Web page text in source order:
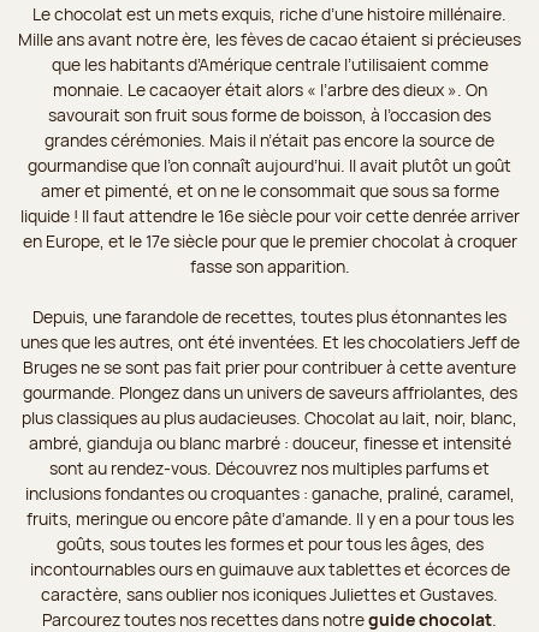
Le chocolat est un mets exquis, riche d’une histoire millénaire.
Mille ans avant notre ère, les fèves de cacao étaient si précieuses
que les habitants d’Amérique centrale l’utilisaient comme
monnaie. Le cacaoyer était alors « l’arbre des dieux ». On
savourait son fruit sous forme de boisson, à l’occasion des
grandes cérémonies. Mais il n’était pas encore la source de
gourmandise que l’on connaît aujourd’hui. Il avait plutôt un goût
amer et pimenté, et on ne le consommait que sous sa forme
liquide ! Il faut attendre le 16e siècle pour voir cette denrée arriver
en Europe, et le 17e siècle pour que le premier chocolat à croquer
fasse son apparition.
Depuis, une farandole de recettes, toutes plus étonnantes les
unes que les autres, ont été inventées. Et les chocolatiers Jeff de
Bruges ne se sont pas fait prier pour contribuer à cette aventure
gourmande. Plongez dans un univers de saveurs affriolantes, des
plus classiques au plus audacieuses. Chocolat au lait, noir, blanc,
ambré, gianduja ou blanc marbré : douceur, finesse et intensité
sont au rendez-vous. Découvrez nos multiples parfums et
inclusions fondantes ou croquantes : ganache, praliné, caramel,
fruits, meringue ou encore pâte d’amande. Il y en a pour tous les
goûts, sous toutes les formes et pour tous les âges, des
incontournables ours en guimauve aux tablettes et écorces de
caractère, sans oublier nos iconiques Juliettes et Gustaves.
Parcourez toutes nos recettes dans notreguide chocolat.